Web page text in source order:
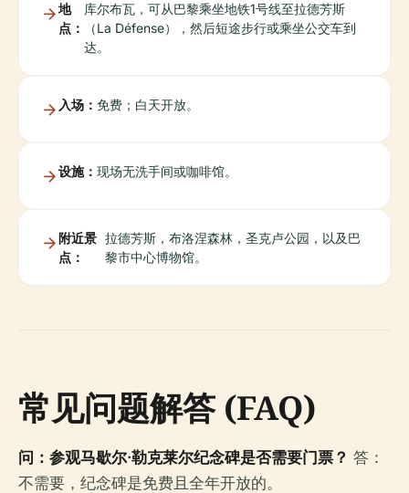
地
点：
库尔布瓦，可从巴黎乘坐地铁1号线至拉德芳斯
（La Défense），然后短途步行或乘坐公交车到
达。
入场： 免费；白天开放。
设施： 现场无洗手间或咖啡馆。
附近景
点：
拉德芳斯，布洛涅森林，圣克卢公园，以及巴
黎市中心博物馆。
常见问题解答 (FAQ)
问：参观马歇尔·勒克莱尔纪念碑是否需要门票？ 答：
不需要，纪念碑是免费且全年开放的。